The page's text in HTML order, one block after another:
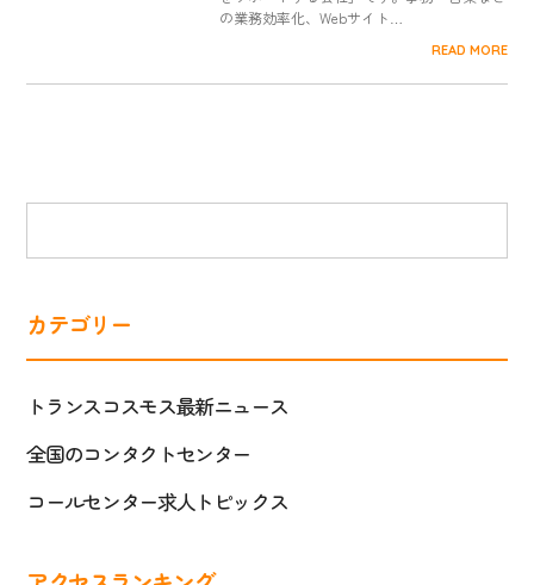
の業務効率化、Webサイト…
READ MORE
カテゴリー
トランスコスモス最新ニュース
全国のコンタクトセンター
コールセンター求人トピックス